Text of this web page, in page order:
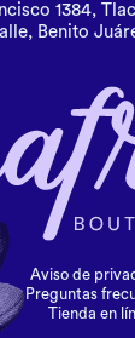
1384,
Benito
Aviso de
Preguntas
Tienda en